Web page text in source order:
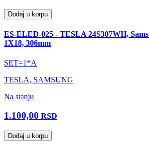
Dodaj u korpu
ES-ELED-025 - TESLA 24S307WH,
1X18, 306mm
SET=1*A
TESLA, SAMSUNG
Na stanju
1.100,00 RSD
Dodaj u korpu